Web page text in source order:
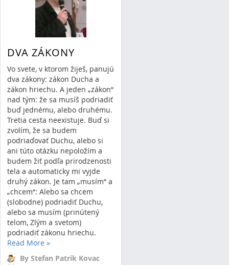
DVA ZÁKONY
Vo svete, v ktorom žiješ, panujú
dva zákony: zákon Ducha a
zákon hriechu. A jeden „zákon“
nad tým: že sa musíš podriadiť
buď jednému, alebo druhému.
Tretia cesta neexistuje. Buď si
zvolím, že sa budem
podriaďovať Duchu, alebo si
ani túto otázku nepoložím a
budem žiť podľa prirodzenosti
tela a automaticky mi vyjde
druhý zákon. Je tam „musím“ a
„chcem“: Alebo sa chcem
(slobodne) podriadiť Duchu,
alebo sa musím (prinútený
telom, Zlým a svetom)
podriadiť zákonu hriechu.
Read More »
By Stefan Patrik Kovac